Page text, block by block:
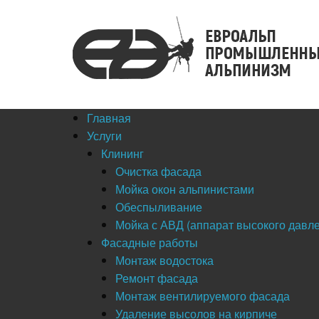
Главная
Услуги
Клининг
Очистка фасада
Мойка окон альпинистами
Обеспыливание
Мойка с АВД (аппарат высокого
Фасадные работы
Монтаж водостока
Ремонт фасада
Монтаж вентилируемого фасада
Удаление высолов на кирпиче